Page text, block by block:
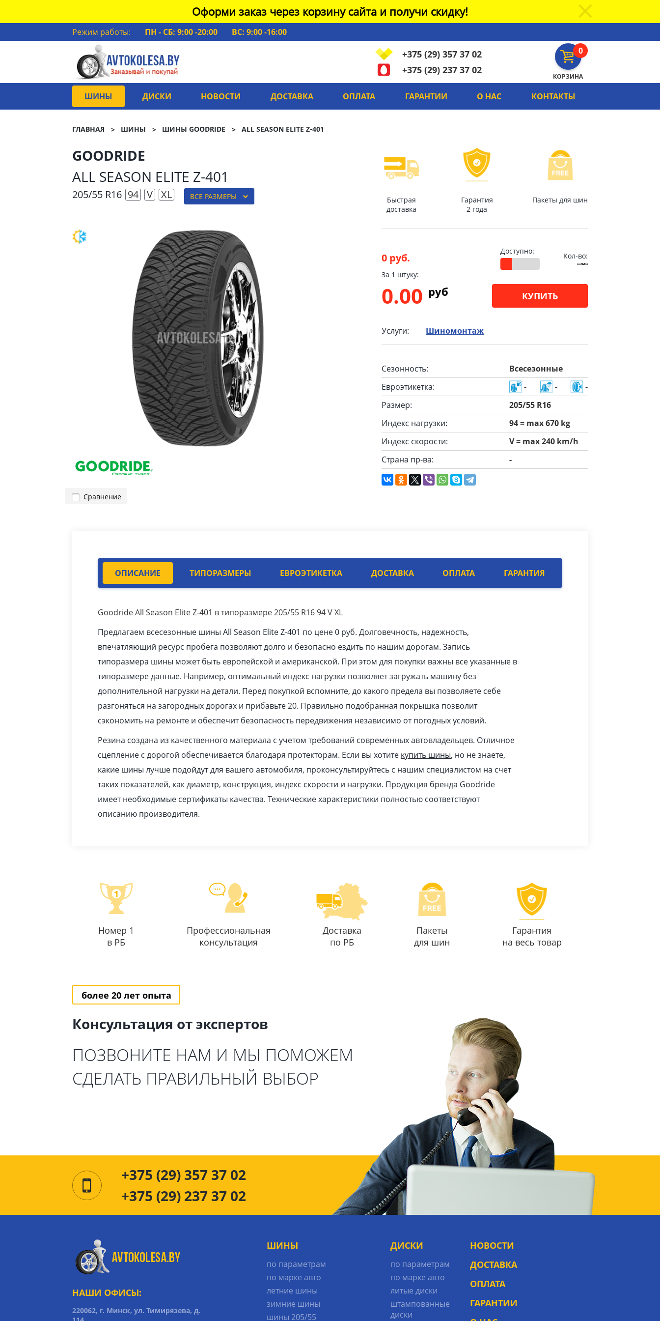
Оформи заказ через корзину сайта и получи скидку!
Режим работы: ПН - СБ: 9:00 -20:00
ВС: 9:00 -16:00
0
КОРЗИНА
+375 (29) 357 37 02
+375 (29) 237 37 02
ШИНЫ ДИСКИ НОВОСТИ ДОСТАВКА ОПЛАТА ГАРАНТИИ О НАС КОНТАКТЫ
ГЛАВНАЯ ШИНЫ ШИНЫ GOODRIDE ALL SEASON ELITE Z-401
GOODRIDE
ALL SEASON ELITE Z-401
205/55 R16 94 V XL ВСЕ РАЗМЕРЫ
Сравнение
Быстрая
доставка
Гарантия
2 года
Пакеты для шин
0 руб.
Доступно:
Кол-во:
За 1 штуку:
0.00 pуб КУПИТЬ
Услуги: Шиномонтаж
Сезонность:
Всесезонные
Евроэтикетка:
- -
-
Размер:
205/55 R16
Индекс нагрузки:
94 = max 670 kg
Индекс скорости:
V = max 240 km/h
Страна пр-ва:
-
ОПИСАНИЕ ТИПОРАЗМЕРЫ ЕВРОЭТИКЕТКА ДОСТАВКА ОПЛАТА ГАРАНТИЯ
Goodride All Season Elite Z-401 в типоразмере 205/55 R16 94 V XL
Предлагаем всесезонные шины All Season Elite Z-401 по цене 0 руб. Долговечность, надежность,
впечатляющий ресурс пробега позволяют долго и безопасно ездить по нашим дорогам. Запись
типоразмера шины может быть европейской и американской. При этом для покупки важны все указанные в
типоразмере данные. Например, оптимальный индекс нагрузки позволяет загружать машину без
дополнительной нагрузки на детали. Перед покупкой вспомните, до какого предела вы позволяете себе
разгоняться на загородных дорогах и прибавьте 20. Правильно подобранная покрышка позволит
сэкономить на ремонте и обеспечит безопасность передвижения независимо от погодных условий.
Резина создана из качественного материала с учетом требований современных автовладельцев. Отличное
сцепление с дорогой обеспечивается благодаря протекторам. Если вы хотите купить шины, но не знаете,
какие шины лучше подойдут для вашего автомобиля, проконсультируйтесь с нашим специалистом на счет
таких показателей, как диаметр, конструкция, индекс скорости и нагрузки. Продукция бренда Goodride
имеет необходимые сертификаты качества. Технические характеристики полностью соответствуют
описанию производителя.
Номер 1
в РБ
Профессиональная
консультация
Доставка
по РБ
Пакеты
для шин
Гарантия
на весь товар
более 20 лет опыта
Консультация от экспертов
ПОЗВОНИТЕ НАМ И МЫ ПОМОЖЕМ
СДЕЛАТЬ ПРАВИЛЬНЫЙ ВЫБОР
+375 (29) 357 37 02
+375 (29) 237 37 02
НАШИ ОФИСЫ:
220062, г. Минск, ул. Тимирязева, д.
ШИНЫ
по параметрам
по марке авто
летние шины
зимние шины
шины 205/55
ДИСКИ
по параметрам
по марке авто
литые диски
штампованные
диски
НОВОСТИ
ДОСТАВКА
ОПЛАТА
ГАРАНТИИ